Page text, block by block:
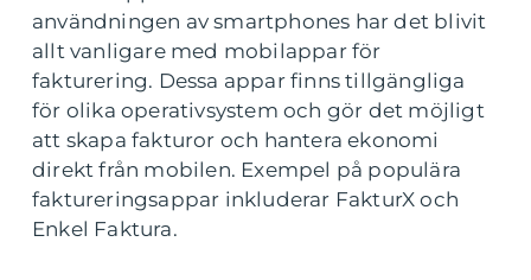
användningen av smartphones har det blivit
allt vanligare med mobilappar för
fakturering. Dessa appar finns tillgängliga
för olika operativsystem och gör det möjligt
att skapa fakturor och hantera ekonomi
direkt från mobilen. Exempel på populära
faktureringsappar inkluderar FakturX och
Enkel Faktura.